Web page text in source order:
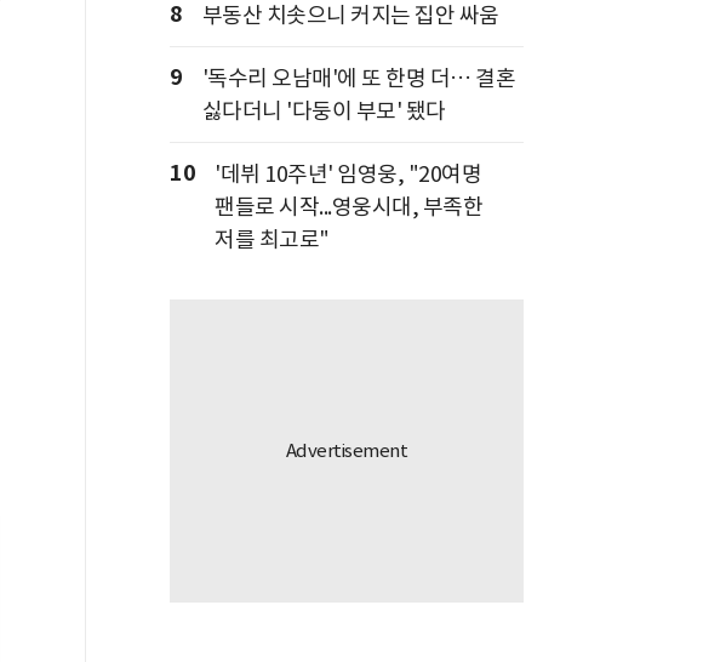
8 부동산 치솟으니 커지는 집안 싸움
9
'독수리 오남매'에 또 한명 더… 결혼
싫다더니 '다둥이 부모' 됐다
10
'데뷔 10주년' 임영웅, "20여명
팬들로 시작...영웅시대, 부족한
저를 최고로"